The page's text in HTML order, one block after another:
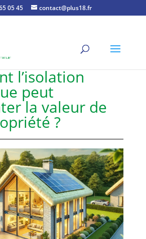
05 45 contact@plus18.fr
l’isolation
peut
la valeur de
?